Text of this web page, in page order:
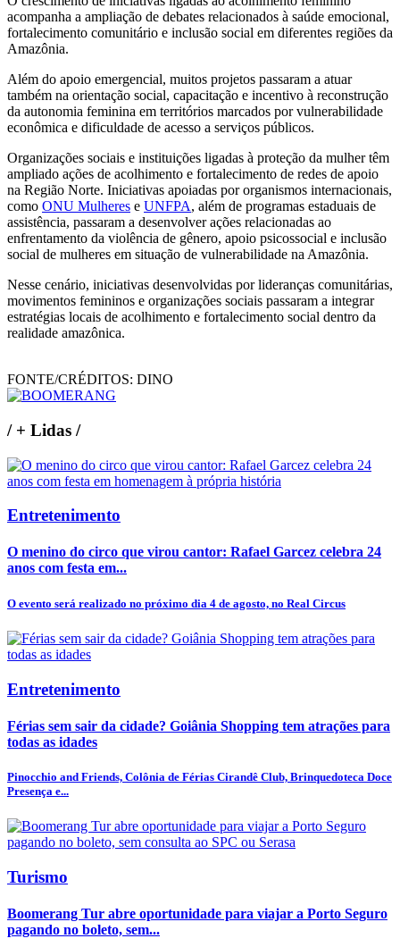
acompanha a ampliação de debates relacionados à saúde emocional,
fortalecimento comunitário e inclusão social em diferentes regiões da
Amazônia.
Além do apoio emergencial, muitos projetos passaram a atuar
também na orientação social, capacitação e incentivo à reconstrução
da autonomia feminina em territórios marcados por vulnerabilidade
econômica e dificuldade de acesso a serviços públicos.
Organizações sociais e instituições ligadas à proteção da mulher têm
ampliado ações de acolhimento e fortalecimento de redes de apoio
na Região Norte. Iniciativas apoiadas por organismos internacionais,
como ONU Mulheres e UNFPA, além de programas estaduais de
assistência, passaram a desenvolver ações relacionadas ao
enfrentamento da violência de gênero, apoio psicossocial e inclusão
social de mulheres em situação de vulnerabilidade na Amazônia.
Nesse cenário, iniciativas desenvolvidas por lideranças comunitárias,
movimentos femininos e organizações sociais passaram a integrar
estratégias locais de acolhimento e fortalecimento social dentro da
realidade amazônica.
FONTE/CRÉDITOS: DINO
/+ Lidas /
Entretenimento
O menino do circo que virou cantor: Rafael Garcez celebra 24
anos com festa em...
O evento será realizado no próximo dia 4 de agosto, no Real Circus
Entretenimento
Férias sem sair da cidade? Goiânia Shopping tem atrações para
todas as idades
Pinocchio and Friends, Colônia de Férias Cirandê Club, Brinquedoteca Doce
Presença e...
Turismo
Boomerang Tur abre oportunidade para viajar a Porto Seguro
pagando no boleto, sem...